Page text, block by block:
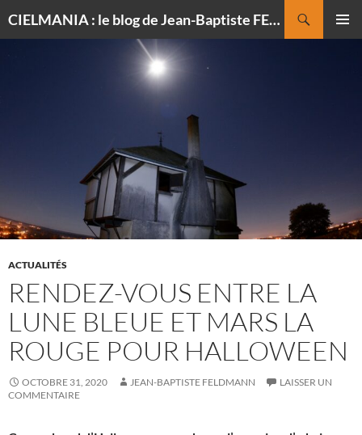
CIELMANIA : le blog de Jean-Baptiste FELDMANN, photographe du ciel
ACTUALITÉS
RENDEZ-VOUS ENTRE LA
LUNE BLEUE ET MARS LA
ROUGE POUR HALLOWEEN
OCTOBRE 31, 2020 JEAN-BAPTISTE FELDMANN
LAISSER UN
COMMENTAIRE